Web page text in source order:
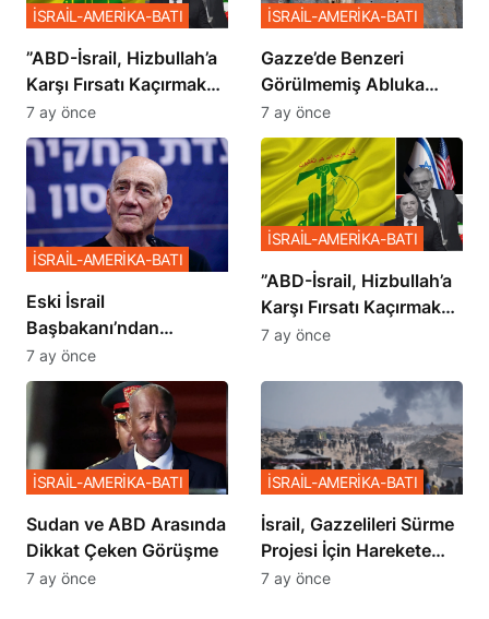
​​​​​​​”ABD-İsrail, Hizbullah’a
Karşı Fırsatı Kaçırmak
İstemiyor”
İSRAİL-AMERİKA-BATI
7 ay önce
​​​​​​​Gazze’de Benzeri
Görülmemiş Abluka
Planı
İSRAİL-AMERİKA-BATI
7 ay önce
Eski İsrail
Başbakanı’ndan
Netanyahu’ya Ağır
Sözler
İSRAİL-AMERİKA-BATI
7 ay önce
​​​​​​​”ABD-İsrail, Hizbullah’a
Karşı Fırsatı Kaçırmak
İstemiyor”
İSRAİL-AMERİKA-BATI
7 ay önce
Sudan ve ABD Arasında
Dikkat Çeken Görüşme
İSRAİL-AMERİKA-BATI
7 ay önce
İsrail, Gazzelileri Sürme
Projesi İçin Harekete
Geçti
İSRAİL-AMERİKA-BATI
7 ay önce